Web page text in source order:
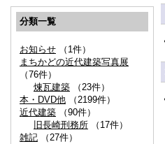
分類一覧
お知らせ （1件）
まちかどの近代建築写真展
（76件）
煉瓦建築 （23件）
本・DVD他 （2199件）
近代建築 （90件）
旧長崎刑務所 （17件）
雑記 （27件）